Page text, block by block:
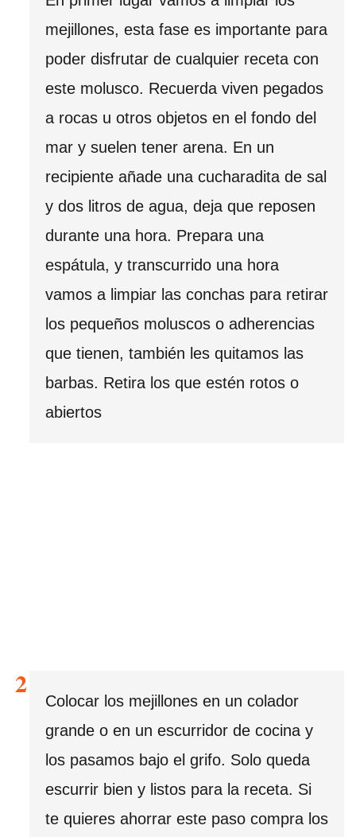
mejillones, esta fase es importante para
poder disfrutar de cualquier receta con
este molusco. Recuerda viven pegados
a rocas u otros objetos en el fondo del
mar y suelen tener arena. En un
recipiente añade una cucharadita de sal
y dos litros de agua, deja que reposen
durante una hora. Prepara una
espátula, y transcurrido una hora
vamos a limpiar las conchas para retirar
los pequeños moluscos o adherencias
que tienen, también les quitamos las
barbas. Retira los que estén rotos o
abiertos
Colocar los mejillones en un colador
grande o en un escurridor de cocina y
los pasamos bajo el grifo. Solo queda
escurrir bien y listos para la receta. Si
te quieres ahorrar este paso compra los